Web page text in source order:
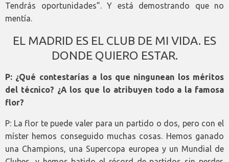
Tendrás oportunidades”. Y está demostrando que no
mentía.
EL MADRID ES EL CLUB DE MI VIDA. ES
DONDE QUIERO ESTAR.
P: ¿Qué contestarías a los que ningunean los méritos
del técnico? ¿A los que lo atribuyen todo a la famosa
flor?
P: La flor te puede valer para un partido o dos, pero con el
míster hemos conseguido muchas cosas. Hemos ganado
una Champions, una Supercopa europea y un Mundial de